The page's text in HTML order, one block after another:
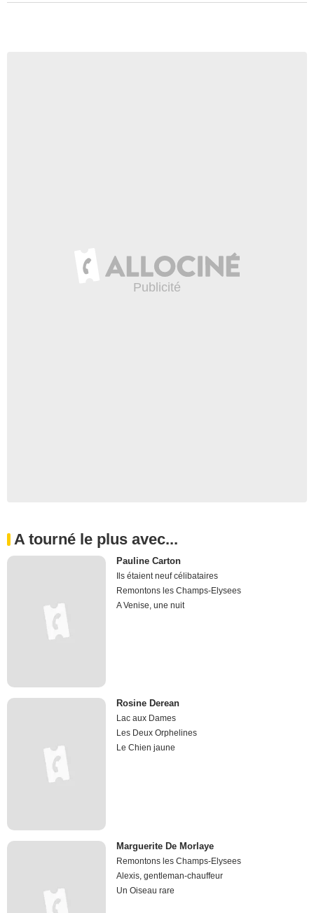
A tourné le plus avec...
Pauline Carton
Ils étaient neuf célibataires
Remontons les Champs-Elysees
A Venise, une nuit
Rosine Derean
Lac aux Dames
Les Deux Orphelines
Le Chien jaune
Marguerite De Morlaye
Remontons les Champs-Elysees
Alexis, gentleman-chauffeur
Un Oiseau rare